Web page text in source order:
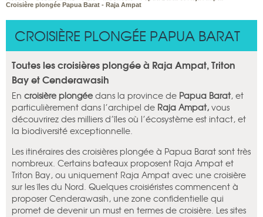
Croisière plongée Papua Barat - Raja Ampat
CROISIÈRE PLONGÉE PAPUA BARAT
Toutes les croisières plongée à Raja Ampat, Triton
Bay et Cenderawasih
En croisière plongée dans la province de Papua Barat, et
particulièrement dans l’archipel de Raja Ampat, vous
découvrirez des milliers d’îles où l’écosystème est intact, et
la biodiversité exceptionnelle.
Les itinéraires des croisières plongée à Papua Barat sont très
nombreux. Certains bateaux proposent Raja Ampat et
Triton Bay, ou uniquement Raja Ampat avec une croisière
sur les îles du Nord. Quelques croisiéristes commencent à
proposer Cenderawasih, une zone confidentielle qui
promet de devenir un must en termes de croisière. Les sites